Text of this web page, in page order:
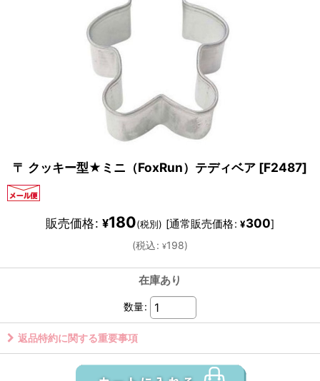
〒 クッキー型★ミニ（FoxRun）テディベア [F2487]
販売価格: ¥180(税別) [通常販売価格: ¥300]
(税込: ¥198)
在庫あり
数量:
返品特約に関する重要事項